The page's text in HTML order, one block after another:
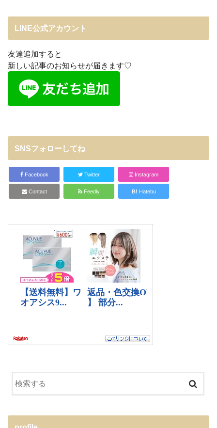
LINE公式アカウント
友達追加すると
新しい記事のお知らせが届きます♡
SNSフォローしてね
Facebook Twitter Instagram
Contact Feedly B! Hatebu